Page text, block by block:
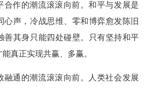
合作的潮流滚滚向前。和平与发展是
心声，冷战思维、零和博弈愈发陈旧
善其身只能四处碰壁。只有坚持和平
真正实现共赢、多赢。
融通的潮流滚滚向前。人类社会发展